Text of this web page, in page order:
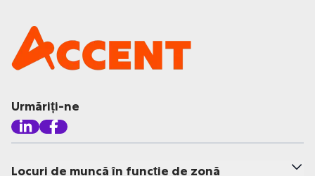
Urmăriți-ne
Locuri de muncă în funcție de zonă